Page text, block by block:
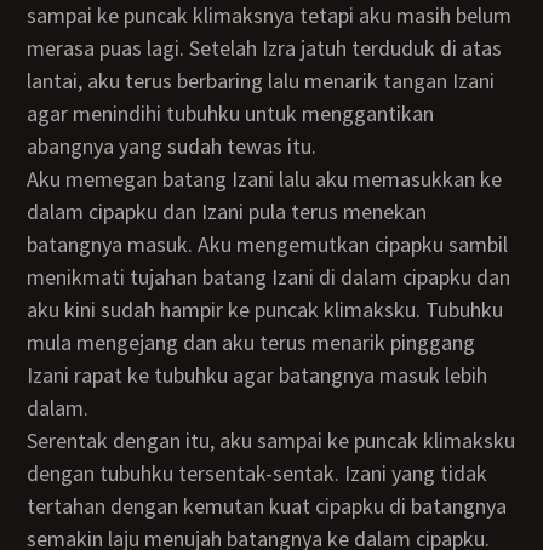
sampai ke puncak klimaksnya tetapi aku masih belum
merasa puas lagi. Setelah Izra jatuh terduduk di atas
lantai, aku terus berbaring lalu menarik tangan Izani
agar menindihi tubuhku untuk menggantikan
abangnya yang sudah tewas itu.
Aku memegan batang Izani lalu aku memasukkan ke
dalam cipapku dan Izani pula terus menekan
batangnya masuk. Aku mengemutkan cipapku sambil
menikmati tujahan batang Izani di dalam cipapku dan
aku kini sudah hampir ke puncak klimaksku. Tubuhku
mula mengejang dan aku terus menarik pinggang
Izani rapat ke tubuhku agar batangnya masuk lebih
dalam.
Serentak dengan itu, aku sampai ke puncak klimaksku
dengan tubuhku tersentak-sentak. Izani yang tidak
tertahan dengan kemutan kuat cipapku di batangnya
semakin laju menujah batangnya ke dalam cipapku.